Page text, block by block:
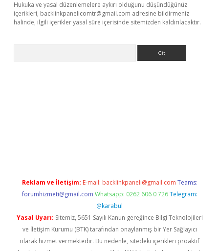
Hukuka ve yasal düzenlemelere aykırı olduğunu düşündüğünüz
içerikleri, backlinkpanelicomtr@gmail.com adresine bildirmeniz
halinde, ilgili içerikler yasal süre içerisinde sitemizden kaldırılacaktır.
Reklam ve İletişim: E-mail: backlinkpaneli@gmail.com Teams:
forumhizmeti@gmail.com Whatsapp: 0262 606 0 726 Telegram:
@karabul
Yasal Uyarı: Sitemiz, 5651 Sayılı Kanun gereğince Bilgi Teknolojileri
ve İletişim Kurumu (BTK) tarafından onaylanmış bir Yer Sağlayıcı
olarak hizmet vermektedir. Bu nedenle, sitedeki içerikleri proaktif